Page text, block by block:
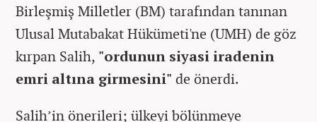
Birleşmiş Milletler (BM) tarafından tanınan
Ulusal Mutabakat Hükümeti'ne (UMH) de göz
kırpan Salih, "ordunun siyasi iradenin
emri altına girmesini" de önerdi.
Salih’in önerileri; ülkeyi bölünmeye